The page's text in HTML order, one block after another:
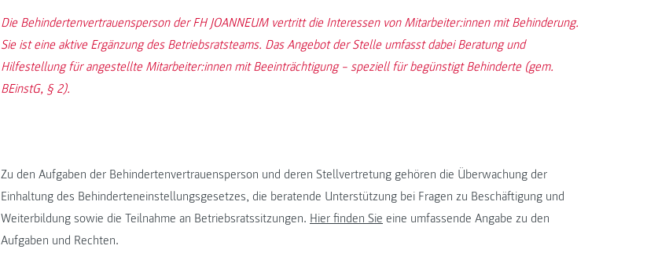
Die Behindertenvertrauensperson der FH JOANNEUM vertritt die Interessen von Mitarbeiter:innen mit Behinderung.
Sie ist eine aktive Ergänzung des Betriebsratsteams. Das Angebot der Stelle umfasst dabei Beratung und
Hilfestellung für angestellte Mitarbeiter:innen mit Beeinträchtigung – speziell für begünstigt Behinderte (gem.
BEinstG, § 2).
Zu den Aufgaben der Behindertenvertrauensperson und deren Stellvertretung gehören die Überwachung der
Einhaltung des Behinderteneinstellungsgesetzes, die beratende Unterstützung bei Fragen zu Beschäftigung und
Weiterbildung sowie die Teilnahme an Betriebsratssitzungen. Hier finden Sie eine umfassende Angabe zu den
Aufgaben und Rechten.